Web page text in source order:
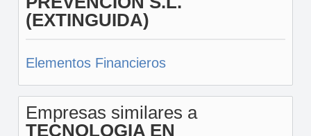
(EXTINGUIDA)
Elementos Financieros
Empresas similares a
TECNOLOGIA EN